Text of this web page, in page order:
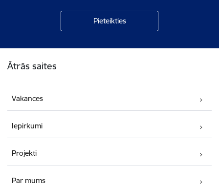
Ātrās saites
Vakances
Iepirkumi
Projekti
Par mums